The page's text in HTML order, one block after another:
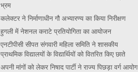
भ्रम
कलेक्टर ने निर्माणाधीन गौ अभ्यारण्य का किया निरीक्षण
हुगली में नेशनल कराटे प्रतियोगिता का आयोजन
एनटीपीसी सीपत संगवारी महिला समिति ने शासकीय
प्राथमिक विद्यालयों के विद्यार्थियों को वितरित किए छाते
अपनी मांगों को लेकर निषाद पार्टी ने राज्य पिछड़ा वर्ग आयोग